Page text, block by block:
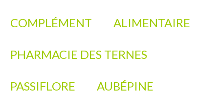
COMPLÉMENT ALIMENTAIRE
PHARMACIE DES TERNES
PASSIFLORE AUBÉPINE